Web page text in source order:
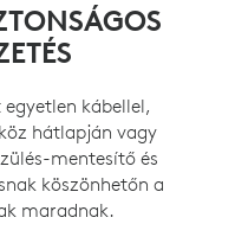
kábellel,
hátlapján vagy
mentesítő és
köszönhetőn a
maradnak.